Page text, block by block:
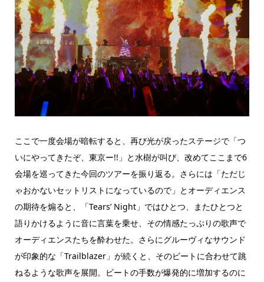
ここで一度会場が暗転すると、再び光が戻ったステージで「つ
いにやってきたぞ、東京ー!!」と水樹が叫び、改めてここまで6
会場を巡ってきた今回のツアーを振り返る。さらには「ただじ
ゃおかないセットリストになっているので」とオーディエンス
の期待を煽ると、「Tearsʼ Night」ではひとつ、またひとつと
語りかけるように音に言葉を乗せ、その情感たっぷりの歌声で
オーディエンスたちを酔わせた。さらにグルーヴィなサウンド
が印象的な「Trailblazer」が続くと、そのビートに合わせて跳
ねるような歌声を展開。ビートの手数が爆発的に増加するのに